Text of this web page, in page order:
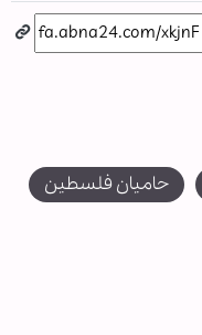
حامیان فلسطین